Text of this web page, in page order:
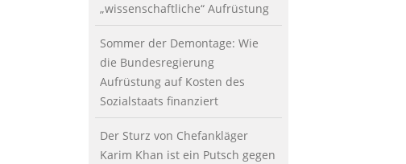
„wissenschaftliche“ Aufrüstung
Sommer der Demontage: Wie
die Bundesregierung
Aufrüstung auf Kosten des
Sozialstaats finanziert
Der Sturz von Chefankläger
Karim Khan ist ein Putsch gegen